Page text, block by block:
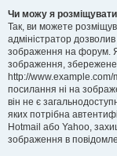
Чи можу я
Так, ви можете
адміністратор
зображення на форум.
зображення,
http://
посилання ні на
він не є
яких потрібна
Hotmail або Yahoo,
зображення в